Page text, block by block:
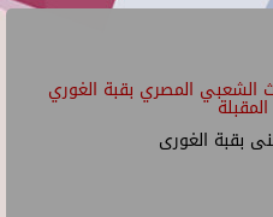
الشعبي المصري بقبة الغوري
بقبة الغورى